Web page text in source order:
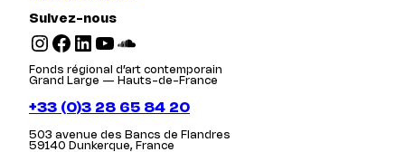
Suivez-nous
Instagram Facebook LinkedIn YouTube SoundCloud
Fonds régional d’art contemporain
Grand Large — Hauts-de-France
+33 (0)3 28 65 84 20
503 avenue des Bancs de Flandres
59140 Dunkerque, France